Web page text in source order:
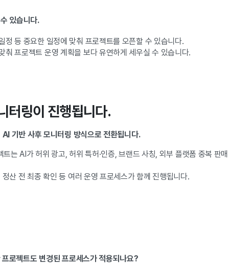
있습니다.
정 등 중요한 일정에 맞춰 프로젝트를 오픈할 수 있습니다.
춰 프로젝트 운영 계획을 보다 유연하게 세우실 수 있습니다.
터링이 진행됩니다.
기반 사후 모니터링 방식으로 전환됩니다.
는 AI가 허위 광고, 허위 특허·인증, 브랜드 사칭, 외부 플랫폼 중복 판
산 전 최종 확인 등 여러 운영 프로세스가 함께 진행됩니다.
로젝트도 변경된 프로세스가 적용되나요?